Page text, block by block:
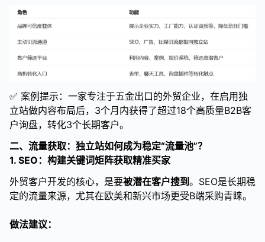
✅ 案例提示：一家专注于五金出口的外贸企业，在启用独
立站做内容布局后，3个月内获得了超过18个高质量B2B客
户询盘，转化3个长期客户。
二、流量获取：独立站如何成为稳定“流量池”？
1. SEO：构建关键词矩阵获取精准买家
外贸客户开发的核心，是要被潜在客户搜到。SEO是长期稳
定的流量来源，尤其在欧美和新兴市场更受B端采购青睐。
做法建议：